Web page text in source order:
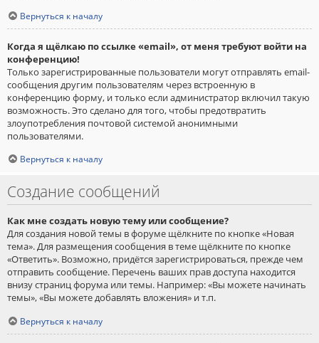
Вернуться к началу
Когда я щёлкаю по ссылке «email», от меня требуют войти на
конференцию!
Только зарегистрированные пользователи могут отправлять email-
сообщения другим пользователям через встроенную в
конференцию форму, и только если администратор включил такую
возможность. Это сделано для того, чтобы предотвратить
злоупотребления почтовой системой анонимными
пользователями.
Вернуться к началу
Создание сообщений
Как мне создать новую тему или сообщение?
Для создания новой темы в форуме щёлкните по кнопке «Новая
тема». Для размещения сообщения в теме щёлкните по кнопке
«Ответить». Возможно, придётся зарегистрироваться, прежде чем
отправить сообщение. Перечень ваших прав доступа находится
внизу страниц форума или темы. Например: «Вы можете начинать
темы», «Вы можете добавлять вложения» и т.п.
Вернуться к началу